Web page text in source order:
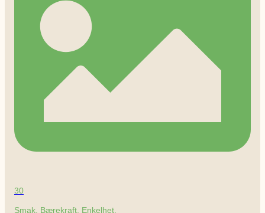
30
Smak. Bærekraft. Enkelhet.